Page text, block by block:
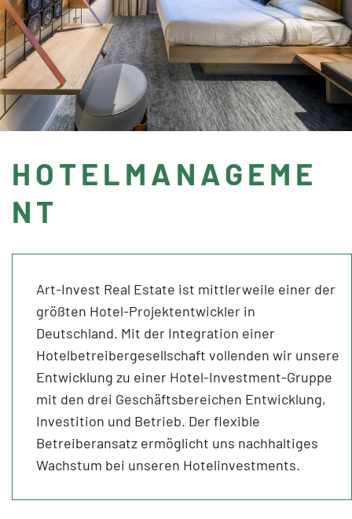
Art-Invest Real Estate ist mittlerweile einer der
größten Hotel-Projektentwickler in
Deutschland. Mit der Integration einer
Hotelbetreibergesellschaft vollenden wir unsere
Entwicklung zu einer Hotel-Investment-Gruppe
mit den drei Geschäftsbereichen Entwicklung,
Investition und Betrieb. Der flexible
Betreiberansatz ermöglicht uns nachhaltiges
Wachstum bei unseren Hotelinvestments.
HOTELMANAGEME
NT